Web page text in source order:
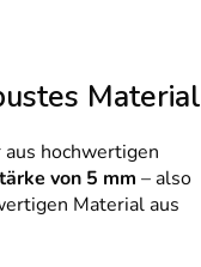
Material
hochwertigen
von 5 mm – also
Material aus